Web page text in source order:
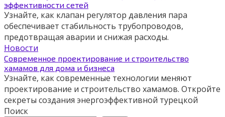
эффективности сетей
Узнайте, как клапан регулятор давления пара
обеспечивает стабильность трубопроводов,
предотвращая аварии и снижая расходы.
Новости
Современное проектирование и строительство
хамамов для дома и бизнеса
Узнайте, как современные технологии меняют
проектирование и строительство хамамов. Откройте
секреты создания энергоэффективной турецкой
Поиск